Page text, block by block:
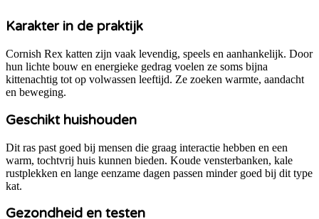
Karakter in de praktijk
Cornish Rex katten zijn vaak levendig, speels en aanhankelijk. Door
hun lichte bouw en energieke gedrag voelen ze soms bijna
kittenachtig tot op volwassen leeftijd. Ze zoeken warmte, aandacht
en beweging.
Geschikt huishouden
Dit ras past goed bij mensen die graag interactie hebben en een
warm, tochtvrij huis kunnen bieden. Koude vensterbanken, kale
rustplekken en lange eenzame dagen passen minder goed bij dit type
kat.
Gezondheid en testen